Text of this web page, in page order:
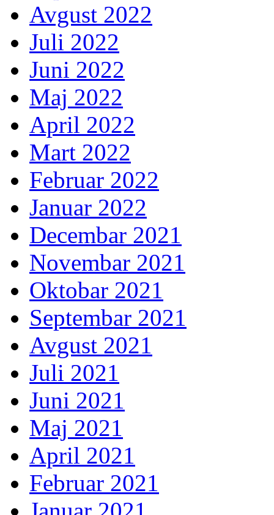
Avgust 2022
Juli 2022
Juni 2022
Maj 2022
April 2022
Mart 2022
Februar 2022
Januar 2022
Decembar 2021
Novembar 2021
Oktobar 2021
Septembar 2021
Avgust 2021
Juli 2021
Juni 2021
Maj 2021
April 2021
Februar 2021